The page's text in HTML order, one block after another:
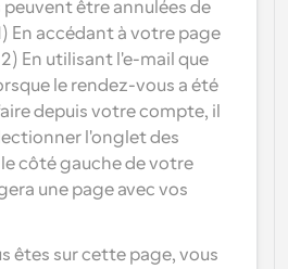
être annulées de
En accédant à votre page
En utilisant l'e-mail que
le rendez-vous a été
depuis votre compte, il
l'onglet des
côté gauche de votre
une page avec vos
êtes sur cette page, vous